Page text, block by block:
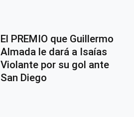
El PREMIO que Guillermo
Almada le dará a Isaías
Violante por su gol ante
San Diego